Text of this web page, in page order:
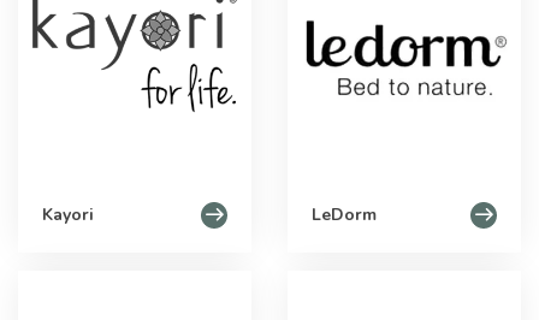
Kayori LeDorm